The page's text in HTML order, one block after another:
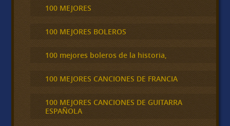
100 MEJORES
100 MEJORES BOLEROS
100 mejores boleros de la historia,
100 MEJORES CANCIONES DE FRANCIA
100 MEJORES CANCIONES DE GUITARRA
ESPAÑOLA